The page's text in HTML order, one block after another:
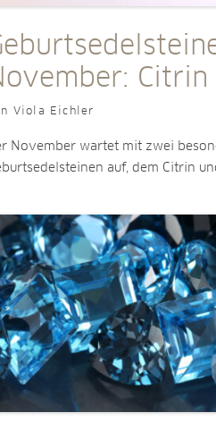
Citrin
Viola Eichler
November wartet mit zwei
auf, dem Citrin